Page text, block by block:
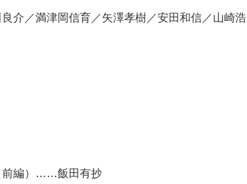
介／満津岡信育／矢澤孝樹／安田和信／山崎浩
前編）……飯田有抄